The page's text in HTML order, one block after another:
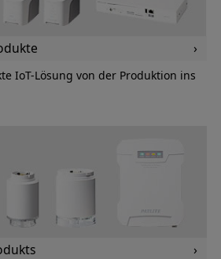
IoT-Lösung von der Produktion ins